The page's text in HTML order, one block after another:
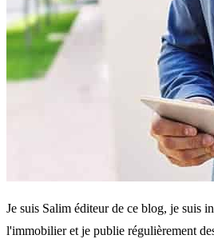
Je suis Salim éditeur de ce blog, je suis
l'immobilier et je publie régulièrement